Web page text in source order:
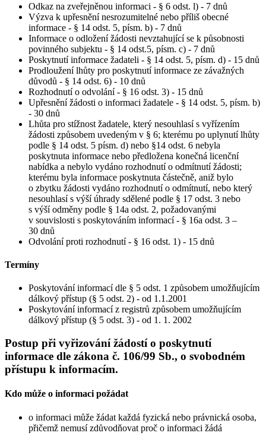
Odkaz na zveřejněnou informaci - § 6 odst. l) - 7 dnů
Výzva k upřesnění nesrozumitelné nebo příliš obecné
informace - § 14 odst. 5, písm. b) - 7 dnů
Informace o odložení žádosti nevztahující se k působnosti
povinného subjektu - § 14 odst.5, písm. c) - 7 dnů
Poskytnutí informace žadateli - § 14 odst. 5, písm. d) - 15 dnů
Prodloužení lhůty pro poskytnutí informace ze závažných
důvodů - § 14 odst. 6) - 10 dnů
Rozhodnutí o odvolání - § 16 odst. 3) - 15 dnů
Upřesnění žádosti o informaci žadatele - § 14 odst. 5, písm. b)
- 30 dnů
Lhůta pro stížnost žadatele, který nesouhlasí s vyřízením
žádosti způsobem uvedeným v § 6; kterému po uplynutí lhůty
podle § 14 odst. 5 písm. d) nebo §14 odst. 6 nebyla
poskytnuta informace nebo předložena konečná licenční
nabídka a nebylo vydáno rozhodnutí o odmítnutí žádosti;
kterému byla informace poskytnuta částečně, aniž bylo
o zbytku žádosti vydáno rozhodnutí o odmítnutí, nebo který
nesouhlasí s výší úhrady sdělené podle § 17 odst. 3 nebo
s výší odměny podle § 14a odst. 2, požadovanými
v souvislosti s poskytováním informací - § 16a odst. 3 –
30 dnů
Odvolání proti rozhodnutí - § 16 odst. 1) - 15 dnů
Termíny
Poskytování informací dle § 5 odst. 1 způsobem umožňujícím
dálkový přístup (§ 5 odst. 2) - od 1.1.2001
Poskytování informací z registrů způsobem umožňujícím
dálkový přístup (§ 5 odst. 3) - od 1. 1. 2002
Postup při vyřizování žádostí o poskytnutí
informace dle zákona č. 106/99 Sb., o svobodném
přístupu k informacím.
Kdo může o informaci požádat
o informaci může žádat každá fyzická nebo právnická osoba,
přičemž nemusí zdůvodňovat proč o informaci žádá